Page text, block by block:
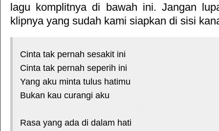
lagu komplitnya di bawah ini. Jangan
klipnya yang sudah kami siapkan di sisi
Cinta tak pernah sesakit ini
Cinta tak pernah seperih ini
Yang aku minta tulus hatimu
Bukan kau curangi aku
Rasa yang ada di dalam hati